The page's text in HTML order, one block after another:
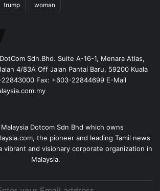
trump woman
Sdn.Bhd. Suite A-16-1, Menara Atlas,
4/83A Off Jalan Pantai Baru, 59200 Kuala
Fax: +603-22844699 E-Mail
Malaysia Dotcom Sdn Bhd which owns
the pioneer and leading Tamil news
vibrant and visionary corporate organization in
Malaysia.